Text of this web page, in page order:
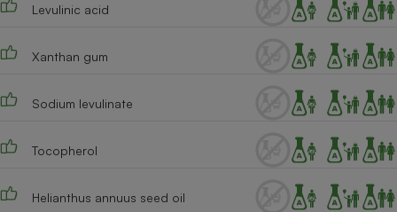
Levulinic acid
Xanthan gum
Sodium levulinate
Tocopherol
Helianthus annuus seed oil